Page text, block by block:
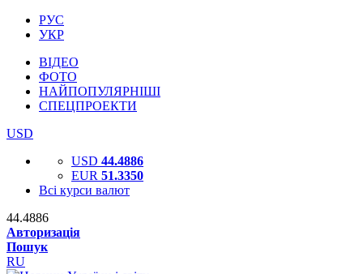
РУС
УКР
ВІДЕО
ФОТО
НАЙПОПУЛЯРНІШІ
СПЕЦПРОЕКТИ
USD
USD 44.4886
EUR 51.3350
Всі курси валют
44.4886
Авторизація
Пошук
RU